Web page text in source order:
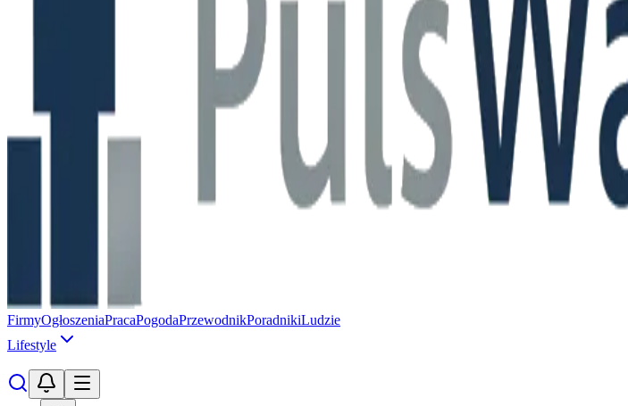
FirmyOgłoszeniaPracaPogodaPrzewodnikPoradnikiLudzie
Lifestyle